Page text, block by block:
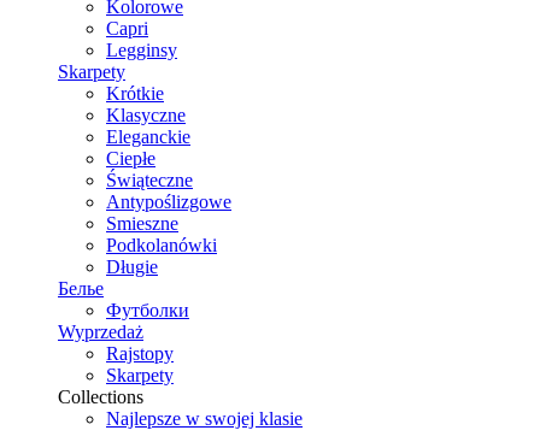
Kolorowe
Capri
Legginsy
Skarpety
Krótkie
Klasyczne
Eleganckie
Ciepłe
Świąteczne
Antypoślizgowe
Smieszne
Podkolanówki
Długie
Белье
Футболки
Wyprzedaż
Rajstopy
Skarpety
Collections
Najlepsze w swojej klasie